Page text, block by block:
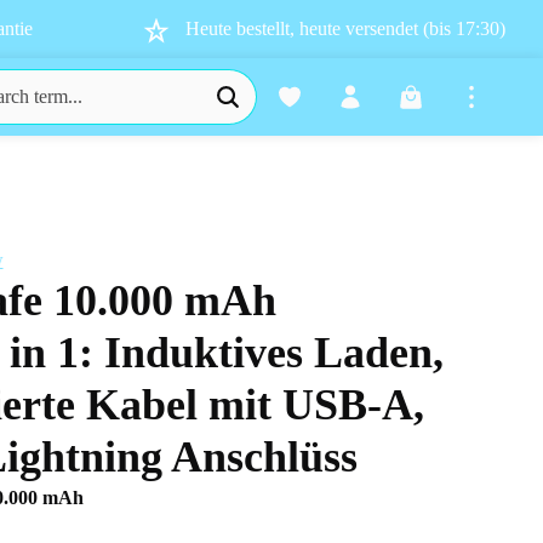
Heute bestellt, heute versendet (bis 17:30)
Shopping cart
10.000 mAh
1: Induktives Laden,
Kabel mit USB-A,
Anschlüss
mAh